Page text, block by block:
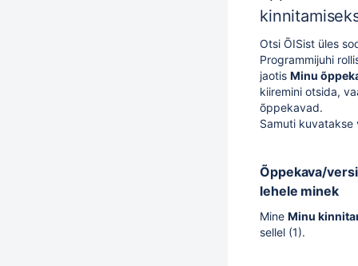
Otsi ÕISist üles
Programmijuhi
jaotis Minu
kiiremini otsida,
õppekavad.
Samuti
Õppekava/
lehele minek
Mine Minu
sellel (1).